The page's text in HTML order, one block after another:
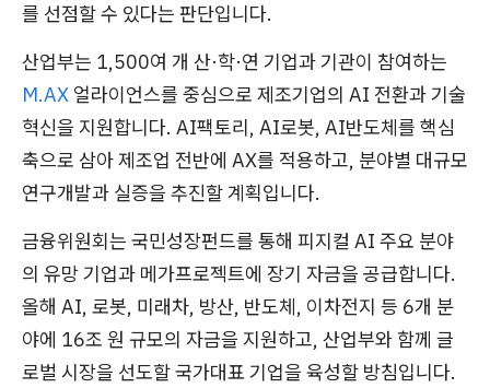
를 선점할 수 있다는 판단입니다.
산업부는 1,500여 개 산·학·연 기업과 기관이 참여하는
M.AX 얼라이언스를 중심으로 제조기업의 AI 전환과 기술
혁신을 지원합니다. AI팩토리, AI로봇, AI반도체를 핵심
축으로 삼아 제조업 전반에 AX를 적용하고, 분야별 대규모
연구개발과 실증을 추진할 계획입니다.
금융위원회는 국민성장펀드를 통해 피지컬 AI 주요 분야
의 유망 기업과 메가프로젝트에 장기 자금을 공급합니다.
올해 AI, 로봇, 미래차, 방산, 반도체, 이차전지 등 6개 분
야에 16조 원 규모의 자금을 지원하고, 산업부와 함께 글
로벌 시장을 선도할 국가대표 기업을 육성할 방침입니다.